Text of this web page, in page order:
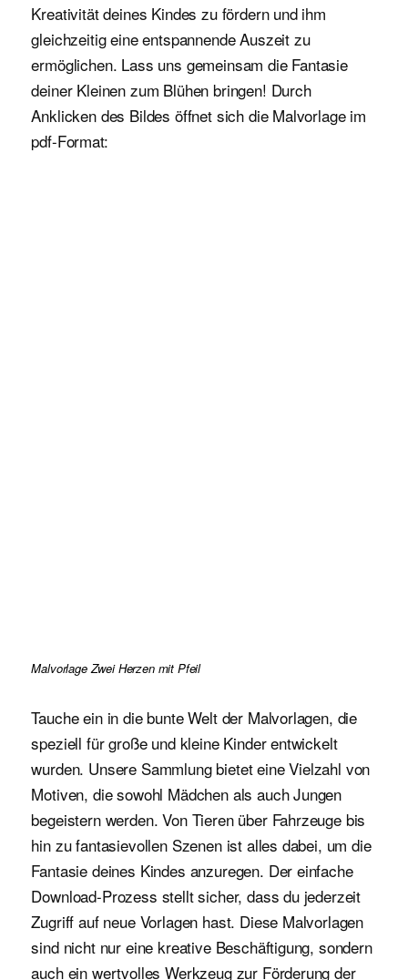
Kreativität deines Kindes zu fördern und ihm
gleichzeitig eine entspannende Auszeit zu
ermöglichen. Lass uns gemeinsam die Fantasie
deiner Kleinen zum Blühen bringen! Durch
Anklicken des Bildes öffnet sich die Malvorlage im
pdf-Format:
Malvorlage Zwei Herzen mit Pfeil
Tauche ein in die bunte Welt der Malvorlagen, die
speziell für große und kleine Kinder entwickelt
wurden. Unsere Sammlung bietet eine Vielzahl von
Motiven, die sowohl Mädchen als auch Jungen
begeistern werden. Von Tieren über Fahrzeuge bis
hin zu fantasievollen Szenen ist alles dabei, um die
Fantasie deines Kindes anzuregen. Der einfache
Download-Prozess stellt sicher, dass du jederzeit
Zugriff auf neue Vorlagen hast. Diese Malvorlagen
sind nicht nur eine kreative Beschäftigung, sondern
auch ein wertvolles Werkzeug zur Förderung der